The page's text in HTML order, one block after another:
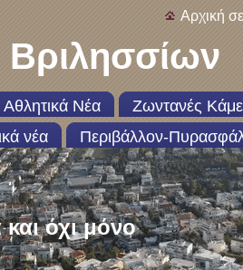
Αρχική
Αθλητικά Νέα Ζωντανές
νέα Περιβάλλον-
και όχι μόνο